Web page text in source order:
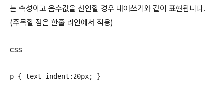
는 속성이고 음수값을 선언할 경우 내어쓰기와 같이 표현됩니다.
(주목할 점은 한줄 라인에서 적용)
css
p { text-indent:20px; }